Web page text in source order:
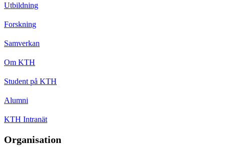
Utbildning
Forskning
Samverkan
Om KTH
Student på KTH
Alumni
KTH Intranät
Organisation